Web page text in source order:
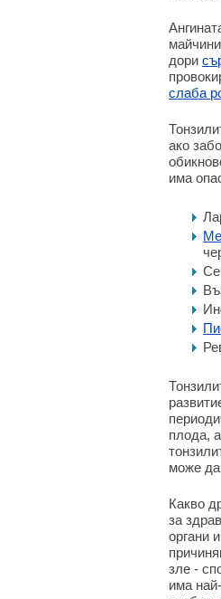
дори
слаба
ако
има
плода,
може да
Какво
за
органи
зле -
има